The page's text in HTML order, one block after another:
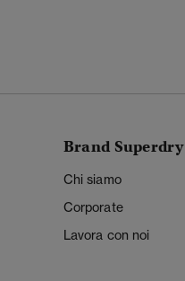
Brand Superdry
Chi siamo
Corporate
Lavora con noi